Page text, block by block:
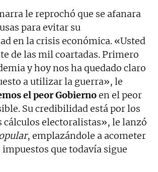
le reprochó que se afanara
para evitar su
en la crisis económica. «Usted
de las mil coartadas. Primero
y hoy nos ha quedado claro
a utilizar la guerra», le
el peor Gobiernoen el peor
Su credibilidad está por los
cálculos electoralistas», le lanzó
, emplazándole a acometer
impuestos que todavía sigue